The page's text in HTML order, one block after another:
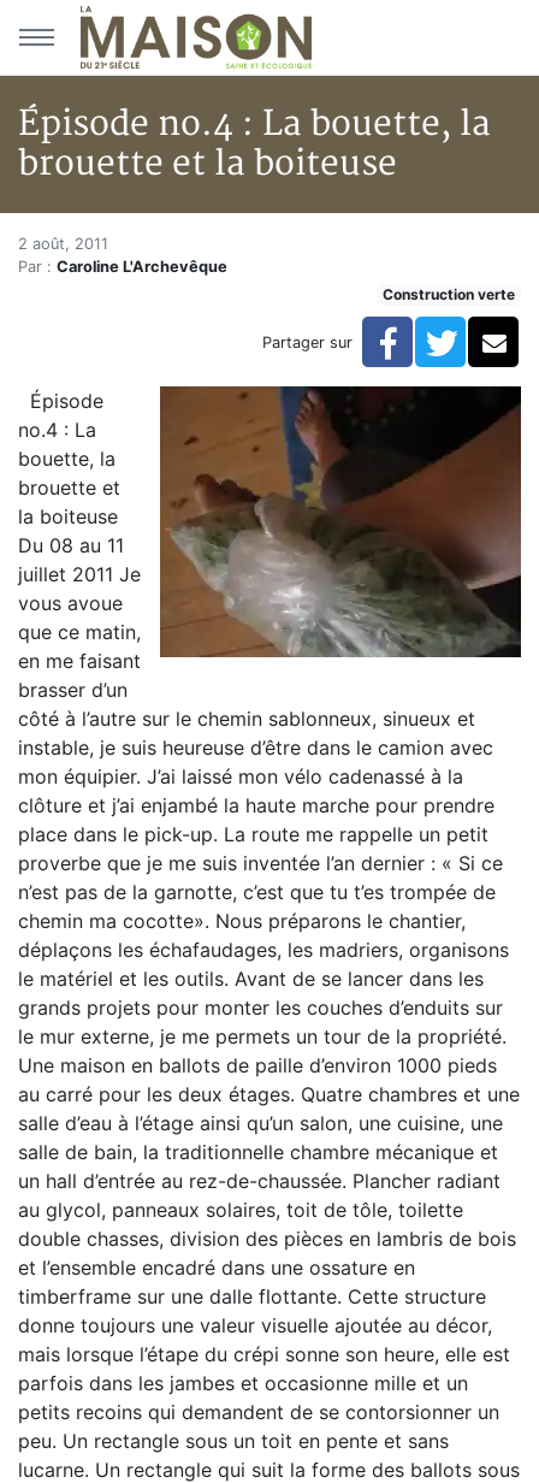
Aller au menu principal
Aller au contenu principal
Épisode no.4 : La bouette, la
brouette et la boiteuse
Accueil
Articles
Épisode no.4 : La bouette, la brouette et la boiteuse
Épisode no.4 : La bouette, la
2 août, 2011
Par : Caroline L'Archevêque
Construction verte
Partager sur Facebook
Épisode
no.4 : La
bouette, la
brouette et
la boiteuse
Du 08 au 11
juillet 2011 Je
vous avoue
que ce matin,
en me faisant
brasser d’un
côté à l’autre sur le chemin sablonneux, sinueux et
instable, je suis heureuse d’être dans le camion avec
mon équipier. J’ai laissé mon vélo cadenassé à la
clôture et j’ai enjambé la haute marche pour prendre
place dans le pick-up. La route me rappelle un petit
proverbe que je me suis inventée l’an dernier : « Si ce
n’est pas de la garnotte, c’est que tu t’es trompée de
chemin ma cocotte». Nous préparons le chantier,
déplaçons les échafaudages, les madriers, organisons
le matériel et les outils. Avant de se lancer dans les
grands projets pour monter les couches d’enduits sur
le mur externe, je me permets un tour de la propriété.
Une maison en ballots de paille d’environ 1000 pieds
au carré pour les deux étages. Quatre chambres et une
salle d’eau à l’étage ainsi qu’un salon, une cuisine, une
salle de bain, la traditionnelle chambre mécanique et
un hall d’entrée au rez-de-chaussée. Plancher radiant
au glycol, panneaux solaires, toit de tôle, toilette
double chasses, division des pièces en lambris de bois
et l’ensemble encadré dans une ossature en
timberframe sur une dalle flottante. Cette structure
donne toujours une valeur visuelle ajoutée au décor,
mais lorsque l’étape du crépi sonne son heure, elle est
parfois dans les jambes et occasionne mille et un
petits recoins qui demandent de se contorsionner un
peu. Un rectangle sous un toit en pente et sans
lucarne. Un rectangle qui suit la forme des ballots sous